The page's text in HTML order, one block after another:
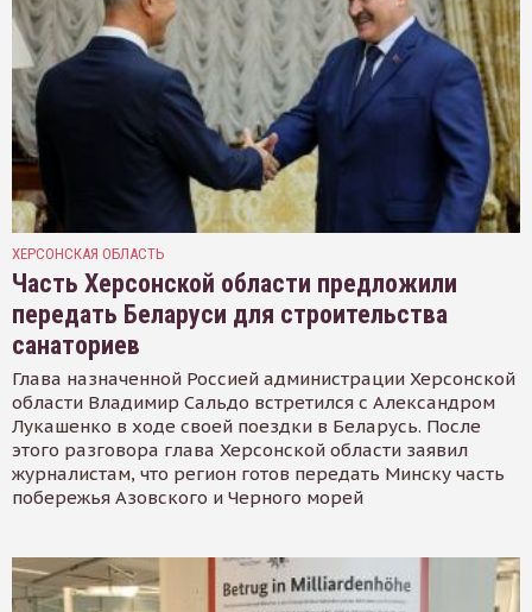
ХЕРСОНСКАЯ ОБЛАСТЬ
Часть Херсонской области предложили
передать Беларуси для строительства
санаториев
Глава назначенной Россией администрации Херсонской
области Владимир Сальдо встретился с Александром
Лукашенко в ходе своей поездки в Беларусь. После
этого разговора глава Херсонской области заявил
журналистам, что регион готов передать Минску часть
побережья Азовского и Черного морей